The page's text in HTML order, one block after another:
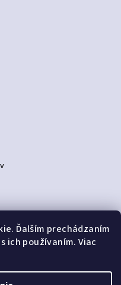
Ďalším prechádzaním
ich používaním. Viac